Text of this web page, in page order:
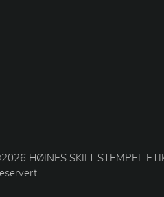
HØINES SKILT STEMPEL